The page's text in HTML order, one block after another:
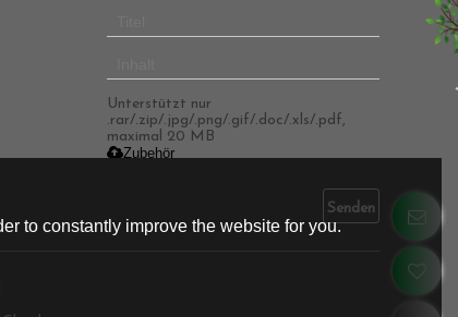
Unterstützt nur
.rar/.zip/.jpg/.png/.gif/.doc/.xls/.pdf,
maximal 20 MB
Zubehör
Senden
to constantly improve the website for you.